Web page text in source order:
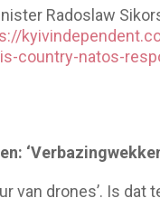
Radoslaw
country-natos-
van drones’. Is dat